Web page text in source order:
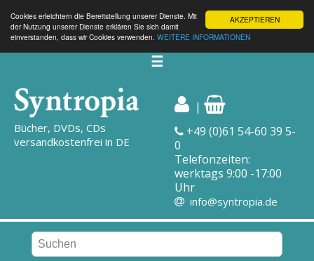
AKZEPTIEREN
Cookies erleichtern die Bereitstellung unserer Dienste. Mit
der Nutzung unserer Dienste erklären Sie sich damit
einverstanden, dass wir Cookies verwenden. WEITERE INFORMATIONEN
☰
Bücher, DVDs, CDs
versandkostenfrei in DE
|
+49 (0)61 54-60 39 5-
0
Telefonzeiten:
werktags 9:00 -17:00
Uhr
info@syntropia.de